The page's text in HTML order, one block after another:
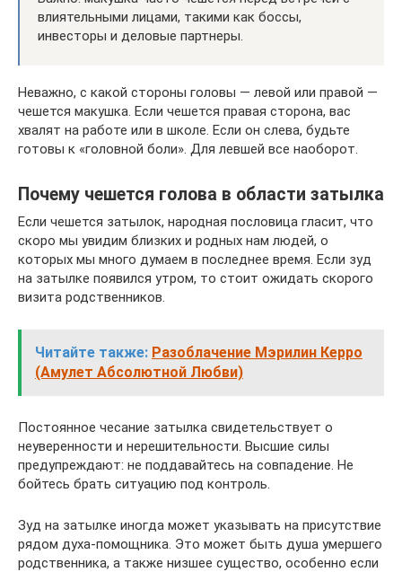
влиятельными лицами, такими как боссы,
инвесторы и деловые партнеры.
Неважно, с какой стороны головы — левой или правой —
чешется макушка. Если чешется правая сторона, вас
хвалят на работе или в школе. Если он слева, будьте
готовы к «головной боли». Для левшей все наоборот.
Почему чешется голова в области затылка
Если чешется затылок, народная пословица гласит, что
скоро мы увидим близких и родных нам людей, о
которых мы много думаем в последнее время. Если зуд
на затылке появился утром, то стоит ожидать скорого
визита родственников.
Читайте также: Разоблачение Мэрилин Керро
(Амулет Абсолютной Любви)
Постоянное чесание затылка свидетельствует о
неуверенности и нерешительности. Высшие силы
предупреждают: не поддавайтесь на совпадение. Не
бойтесь брать ситуацию под контроль.
Зуд на затылке иногда может указывать на присутствие
рядом духа-помощника. Это может быть душа умершего
родственника, а также низшее существо, особенно если